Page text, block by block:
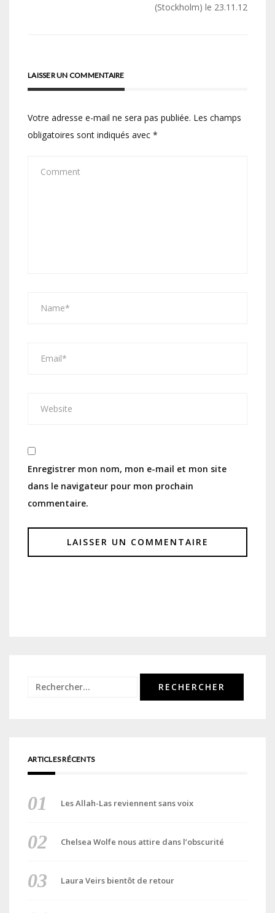
(Stockholm) le 23.11.12
LAISSER UN COMMENTAIRE
Votre adresse e-mail ne sera pas publiée. Les champs
obligatoires sont indiqués avec *
Enregistrer mon nom, mon e-mail et mon site
dans le navigateur pour mon prochain
commentaire.
Rechercher :
ARTICLES RÉCENTS
Les Allah-Las reviennent sans voix
Chelsea Wolfe nous attire dans l’obscurité
Laura Veirs bientôt de retour